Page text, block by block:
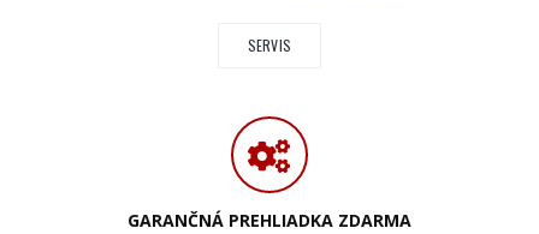
SERVIS
GARANČNÁ PREHLIADKA ZDARMA